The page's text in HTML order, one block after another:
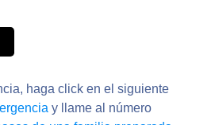
haga click en el siguiente
y llame al número